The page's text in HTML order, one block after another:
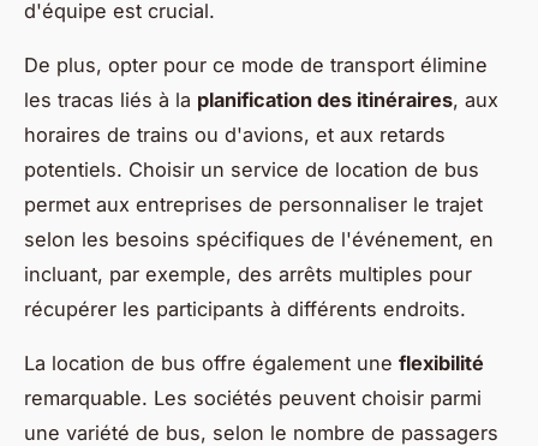
d'équipe est crucial.
De plus, opter pour ce mode de transport élimine
les tracas liés à la planification des itinéraires, aux
horaires de trains ou d'avions, et aux retards
potentiels. Choisir un service de location de bus
permet aux entreprises de personnaliser le trajet
selon les besoins spécifiques de l'événement, en
incluant, par exemple, des arrêts multiples pour
récupérer les participants à différents endroits.
La location de bus offre également une flexibilité
remarquable. Les sociétés peuvent choisir parmi
une variété de bus, selon le nombre de passagers